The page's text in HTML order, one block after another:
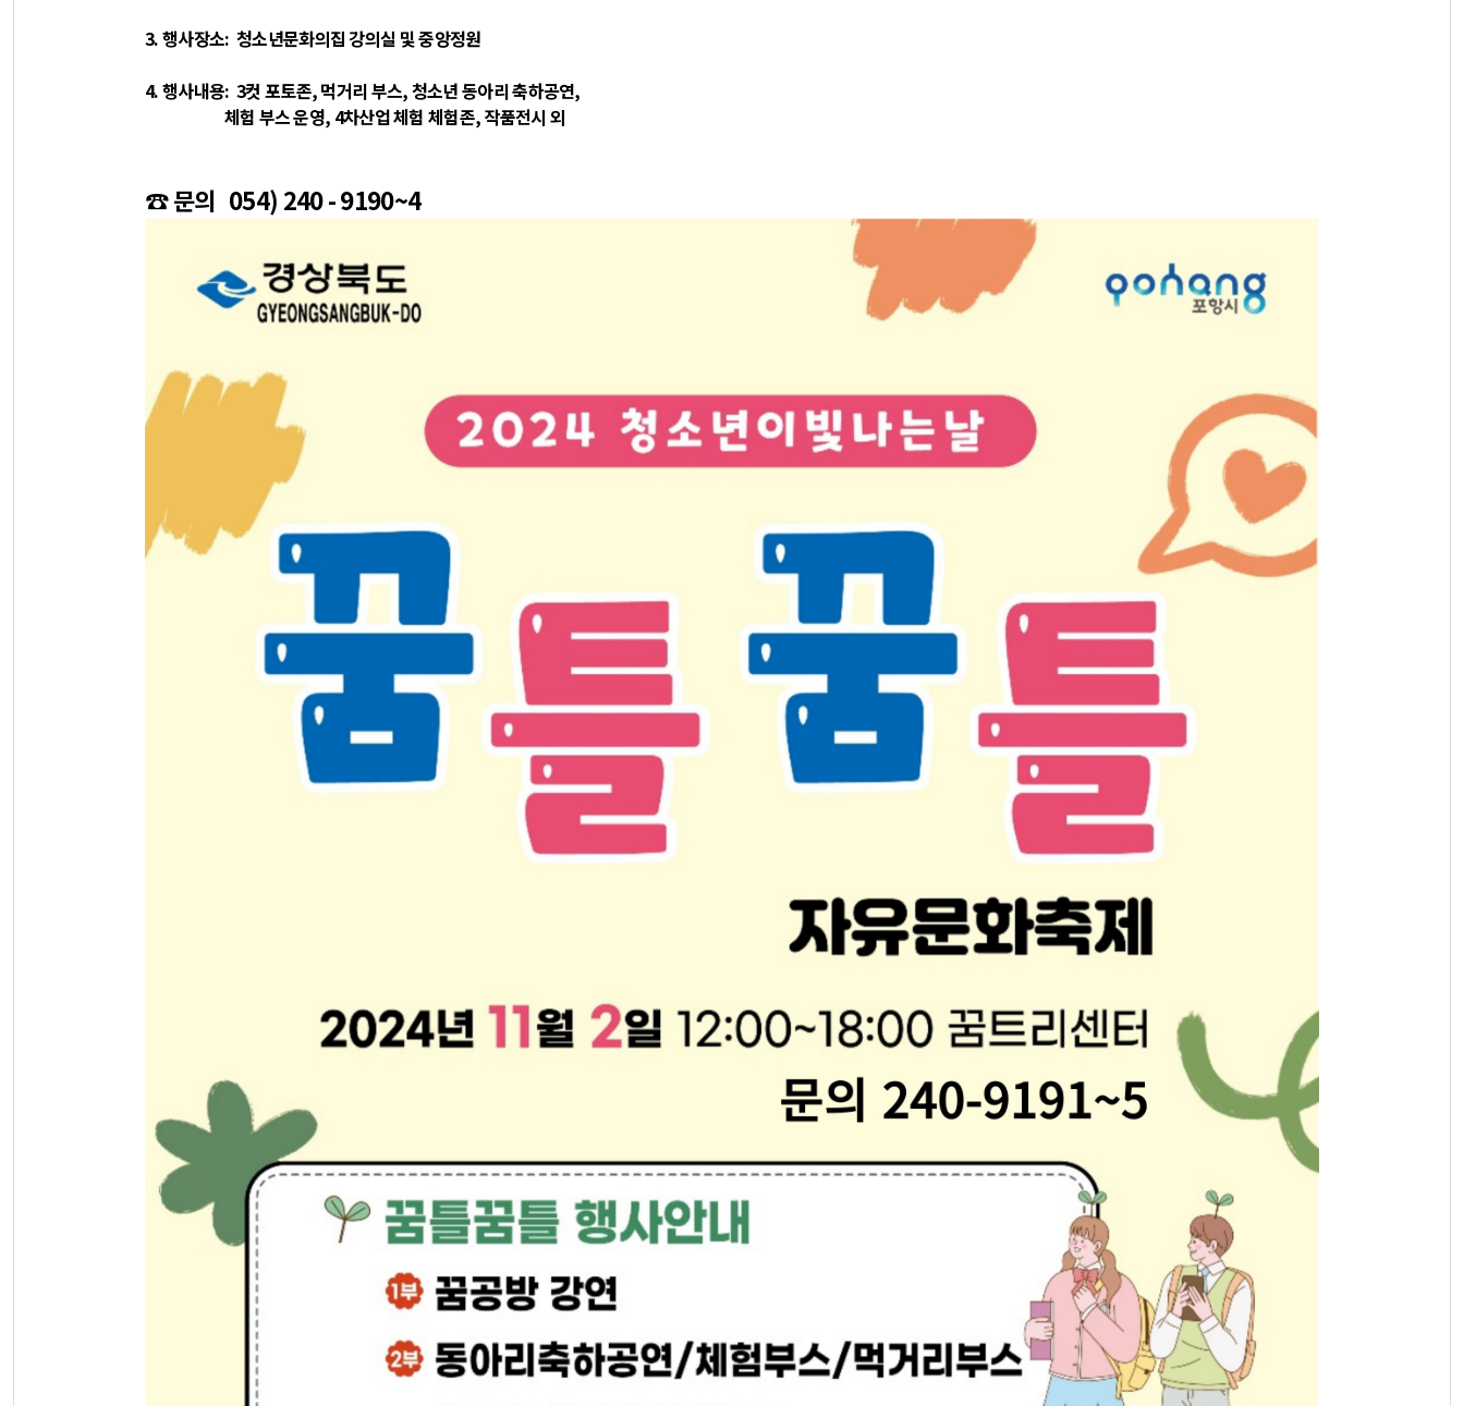
3.행사장소:청소년문화의집 강의실 및 중앙정원
4.행사내용: 3컷 포토존, 먹거리 부스, 청소년 동아리 축하공연,
체험 부스 운영, 4차산업 체험 체험존, 작품전시 외
☎ 문의 054) 240 - 9190~4